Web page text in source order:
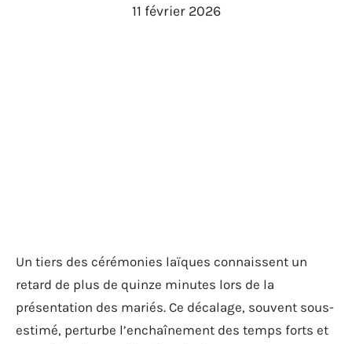
11 février 2026
Un tiers des cérémonies laïques connaissent un
retard de plus de quinze minutes lors de la
présentation des mariés. Ce décalage, souvent sous-
estimé, perturbe l’enchaînement des temps forts et